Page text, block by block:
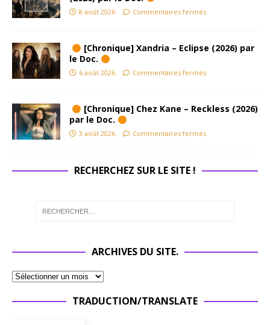
8 août 2026 Commentaires fermés
[Chronique] Xandria – Eclipse (2026) par
le Doc.
6 août 2026 Commentaires fermés
[Chronique] Chez Kane – Reckless (2026)
par le Doc.
3 août 2026 Commentaires fermés
RECHERCHEZ SUR LE SITE !
ARCHIVES DU SITE.
TRADUCTION/TRANSLATE